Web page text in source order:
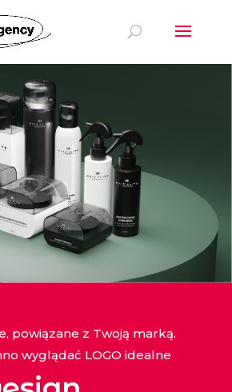
powiązane z Twoją marką.
wyglądać LOGO idealne